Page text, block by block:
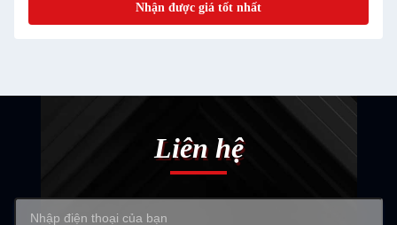
Nhận được giá tốt nhất
Liên hệ